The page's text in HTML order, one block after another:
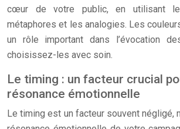
cœur de votre public, en utilisant
métaphores et les analogies. Les
un rôle important dans l’évocation
choisissez-les avec soin.
Le timing : un facteur crucial
résonance émotionnelle
Le timing est un facteur souvent négligé,